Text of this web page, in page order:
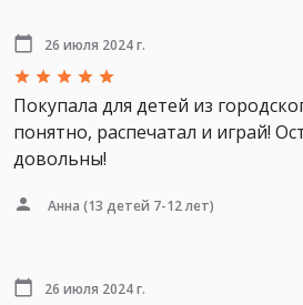
26 июля 2024 г.
Покупала для детей из
понятно, распечатал и играй!
довольны!
Анна (13 детей 7-12 лет)
26 июля 2024 г.